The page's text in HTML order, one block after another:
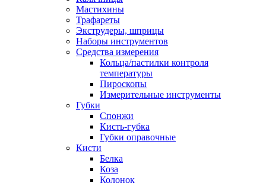
Мастихины
Трафареты
Экструдеры, шприцы
Наборы инструментов
Средства измерения
Кольца/пастилки контроля
температуры
Пироскопы
Измерительные инструменты
Губки
Спонжи
Кисть-губка
Губки оправочные
Кисти
Белка
Коза
Колонок